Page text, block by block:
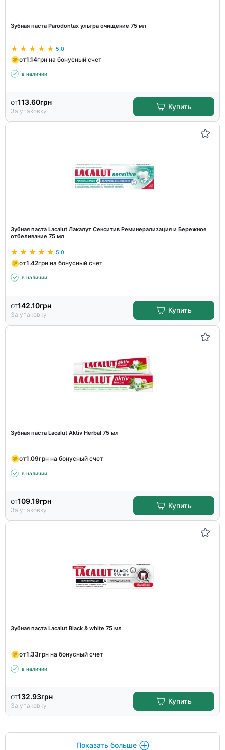
Зубная паста Parodontax ультра очищение 75 мл
5.0
от1.14грн на бонусный счет
в наличии
от113.60грн
За упаковку
Купить
Зубная паста Lacalut Лакалут Сенситив Реминерализация и Бережное
отбеливание 75 мл
5.0
от1.42грн на бонусный счет
в наличии
от142.10грн
За упаковку
Купить
Зубная паста Lacalut Aktiv Herbal 75 мл
от1.09грн на бонусный счет
в наличии
от109.19грн
За упаковку
Купить
Зубная паста Lacalut Black & white 75 мл
от1.33грн на бонусный счет
в наличии
от132.93грн
За упаковку
Купить
Показать больше